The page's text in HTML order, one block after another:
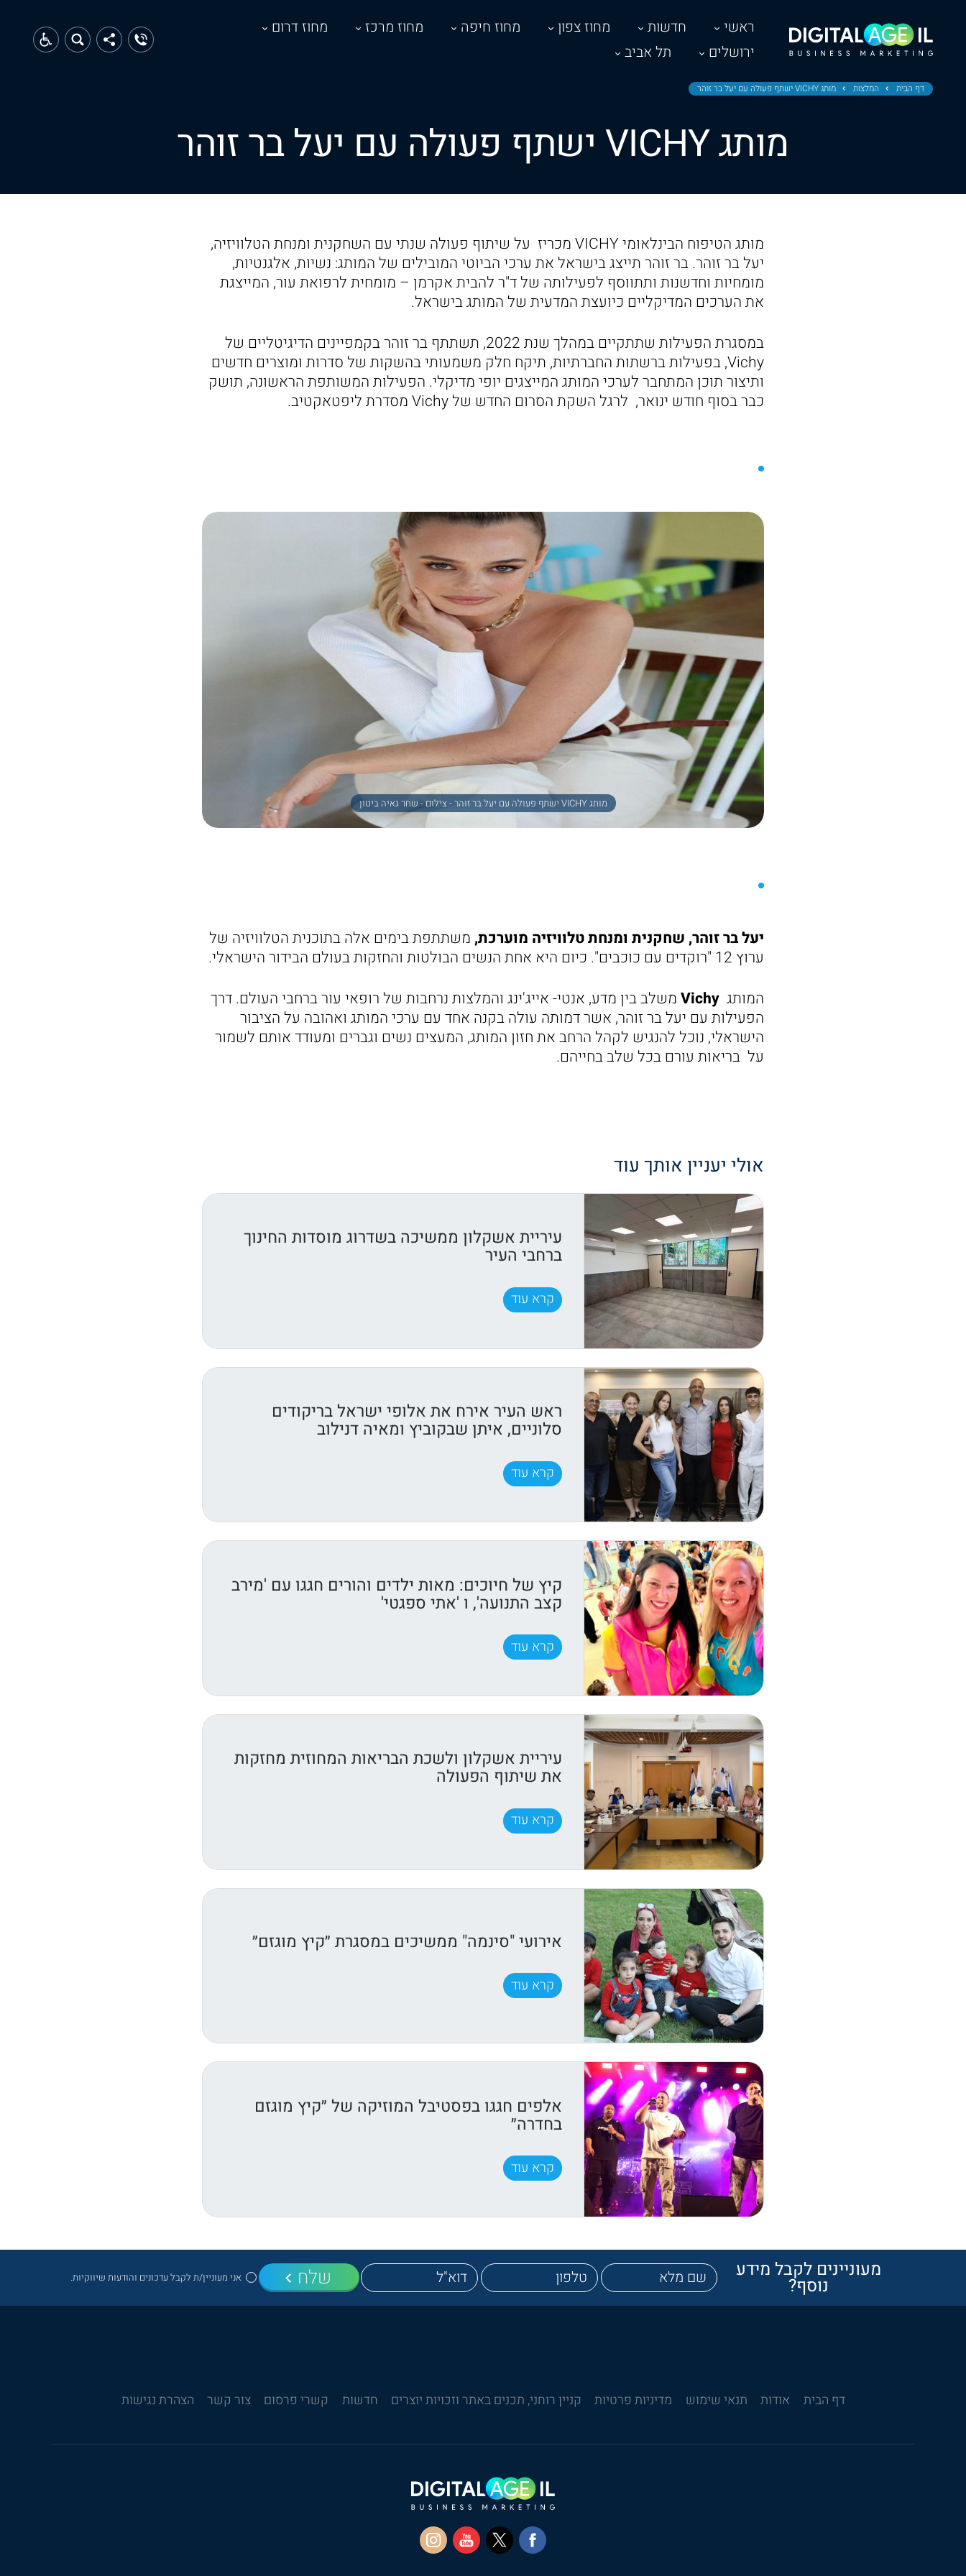
ראשי חדשות מחוז צפון מחוז חיפה מחוז מרכז
מחוז דרום
ירושלים
תל אביב
דף הבית המלצות מותג VICHY ישתף פעולה עם יעל בר זוהר
מותג VICHY ישתף פעולה עם יעל בר זוהר
מותג הטיפוח הבינלאומי VICHY מכריז על שיתוף פעולה שנתי עם השחקנית ומנחת הטלוויזיה,
יעל בר זוהר. בר זוהר תייצג בישראל את ערכי הביוטי המובילים של המותג: נשיות, אלגנטיות,
מומחיות וחדשנות ותתווסף לפעילותה של ד"ר להבית אקרמן – מומחית לרפואת עור, המייצגת
את הערכים המדיקליים כיועצת המדעית של המותג בישראל.
במסגרת הפעילות שתתקיים במהלך שנת 2022, תשתתף בר זוהר בקמפיינים הדיגיטליים של
Vichy, בפעילות ברשתות החברתיות, תיקח חלק משמעותי בהשקות של סדרות ומוצרים חדשים
ותיצור תוכן המתחבר לערכי המותג המייצגים יופי מדיקלי. הפעילות המשותפת הראשונה, תושק
כבר בסוף חודש ינואר, לרגל השקת הסרום החדש של Vichy מסדרת ליפטאקטיב.
מותג VICHY ישתף פעולה עם יעל בר זוהר - צילום - שחר גאיה ביטון
יעל בר זוהר, שחקנית ומנחת טלוויזיה מוערכת, משתתפת בימים אלה בתוכנית הטלוויזיה של
ערוץ 12 "רוקדים עם כוכבים". כיום היא אחת הנשים הבולטות והחזקות בעולם הבידור הישראלי.
המותג Vichyמשלב בין מדע, אנטי- אייג'ינג והמלצות נרחבות של רופאי עור ברחבי העולם. דרך
הפעילות עם יעל בר זוהר, אשר דמותה עולה בקנה אחד עם ערכי המותג ואהובה על הציבור
הישראלי, נוכל להנגיש לקהל הרחב את חזון המותג, המעצים נשים וגברים ומעודד אותם לשמור
על בריאות עורם בכל שלב בחייהם.
אולי יעניין אותך עוד
עיריית אשקלון ממשיכה בשדרוג מוסדות החינוך
ברחבי העיר
קרא עוד
ראש העיר אירח את אלופי ישראל בריקודים
סלוניים, איתן שבקוביץ ומאיה דנילוב
קרא עוד
קיץ של חיוכים: מאות ילדים והורים חגגו עם 'מירב
קצב התנועה', ו 'אתי ספגטי'
קרא עוד
עיריית אשקלון ולשכת הבריאות המחוזית מחזקות
את שיתוף הפעולה
קרא עוד
אירועי "סינמה" ממשיכים במסגרת ״קיץ מוגזם״
קרא עוד
אלפים חגגו בפסטיבל המוזיקה של ״קיץ מוגזם
בחדרה״
קרא עוד
מעוניינים לקבל מידע
נוסף? אני מעוניין/ת לקבל עדכונים והודעות שיווקיות. שלח
דף הבית אודות תנאי שימוש מדיניות פרטיות קניין רוחני, תכנים באתר וזכויות יוצרים חדשות קשרי פרסום צור קשר הצהרת נגישות